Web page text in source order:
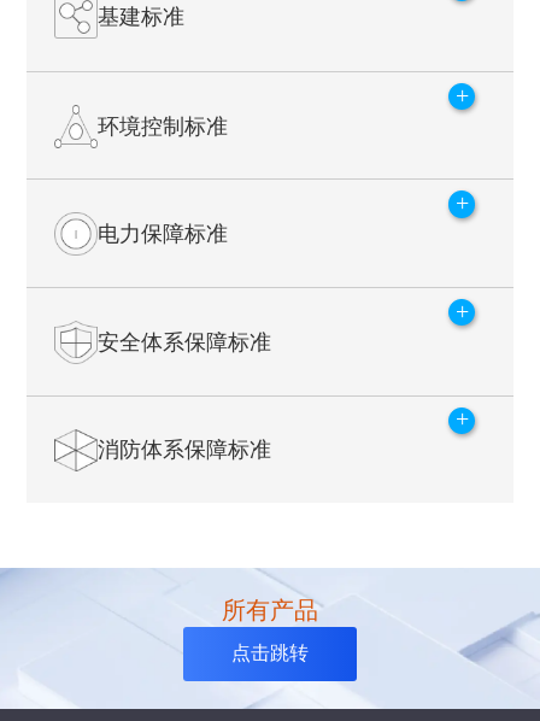
基建标准
楼层承重达每平方米1000kg，抗震级别达8及以上。每个数据
中心机柜数量不低于1000个。数据中心与POP点之间采用
环境控制标准
+
送风模式采用下送上回的方式，保证数据中心的有效通风。整
体环境恒温(22±2摄氏度)，恒湿(40%-60%)
电力保障标准
+
采用三路UPS系统，N+2冗余备份后备蓄电池全负载1小时安全
供电需求。柴油发电及机组满负荷24小时燃料储备量，整体供
安全体系保障标准
+
7×24小时安全保障系统，门禁系统及扫描程序，全天候监控数
据中心所有人员的工作情况。7×24小时进出管制体系，只允许
消防体系保障标准
+
灾事故时，则立即能够阻止火势蔓延。
所有产品
点击跳转